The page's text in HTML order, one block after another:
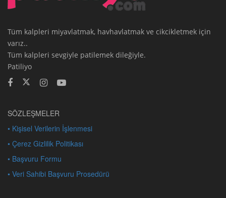
Tüm kalpleri miyavlatmak, havhavlatmak ve cikcikletmek için
varız..
Tüm kalpleri sevgiyle patilemek dileğiyle.
Patiliyo
SÖZLEŞMELER
• Kişisel Verilerin İşlenmesi
• Çerez Gizlilik Politikası
• Başvuru Formu
• Veri Sahibi Başvuru Prosedürü